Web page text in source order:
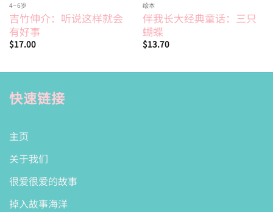
4~6岁
吉竹伸介：听说这样就会
有好事
$17.00
绘本
伴我长大经典童话：三只
蝴蝶
$13.70
快速链接
主页
关于我们
很爱很爱的故事
掉入故事海洋